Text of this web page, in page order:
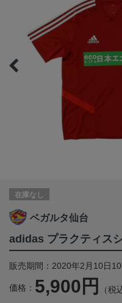
在庫なし
ベガルタ仙台
adidas プラクティス
販売期間：2020年2月10日
価格： 5,900円 （税